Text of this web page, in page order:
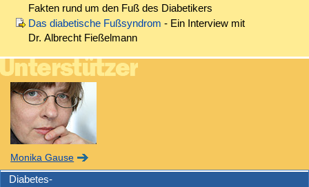
Fakten rund um den Fuß des Diabetikers
Das diabetische Fußsyndrom - Ein Interview mit
Dr. Albrecht Fießelmann
Monika Gause
Diabetes-